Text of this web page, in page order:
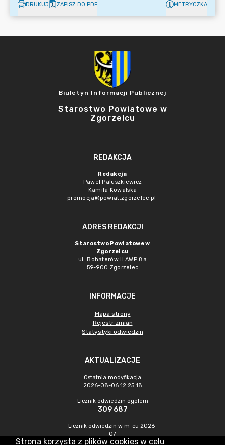
DRUKUJ ZAPISZ DO PDF METRYCZKA
Biuletyn Informacji Publicznej
Starostwo Powiatowe w
Zgorzelcu
REDAKCJA
Redakcja
Paweł Paluszkiewicz
Kamila Kowalska
promocja@powiat.zgorzelec.pl
ADRES REDAKCJI
Starostwo Powiatowe w
Zgorzelcu
ul. Bohaterów II AWP 8a
59-900 Zgorzelec
INFORMACJE
Mapa strony
Rejestr zmian
Statystyki odwiedzin
AKTUALIZACJE
Ostatnia modyfikacja
2026-08-06 12:25:18
Licznik odwiedzin ogółem
309 687
Licznik odwiedzin w m-cu 2026-
07
385
Strona korzysta z plików cookies w celu